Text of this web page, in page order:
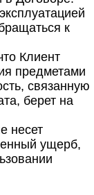
к
Клиент
предметами
связанную
берет на
несет
ущерб,